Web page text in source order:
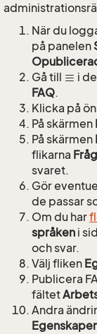
När du
på panelen
Gå till
i
FAQ.
Klicka på
På skärmen
På skärmen
flikarna
svaret.
Gör
de passar
Om du har
språken i
och svar.
Välj fliken
Publicera
fältet
Andra
Egenskaper